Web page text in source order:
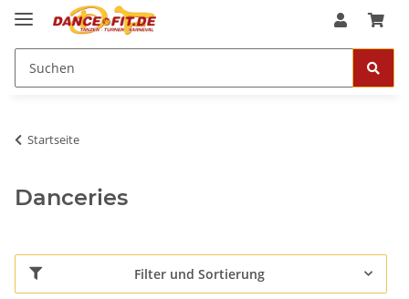
Startseite
Danceries
Filter und Sortierung